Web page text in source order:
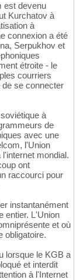
est devenu
Kurchatov à
à
connexion a été
Serpukhov et
étroite - le
courriers
se connecter
à
de
avec une
l'Union
mondial.
ont
raccourci pour
instantanément
entier. L'Union
et où
obligatoire.
lorsque le KGB a
et interdit
à l'Internet